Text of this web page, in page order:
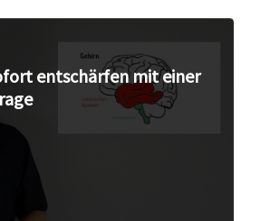
entschärfen mit einer